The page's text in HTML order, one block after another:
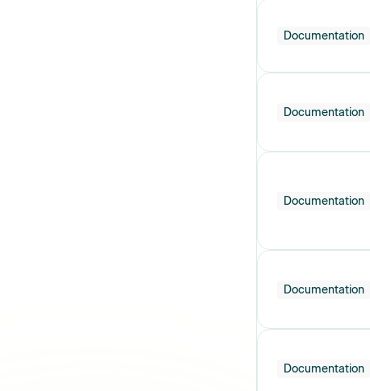
Documentation
Documentation
Documentation
Documentation
Documentation